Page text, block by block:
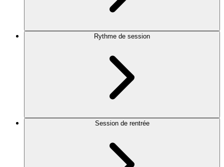
Rythme de session
Session de rentrée